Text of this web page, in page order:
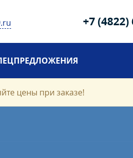
+7 (4822)
цены при заказе!